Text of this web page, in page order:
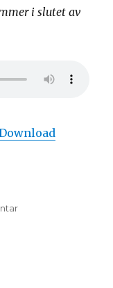
i slutet av
till